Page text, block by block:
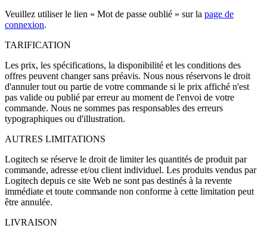
Veuillez utiliser le lien « Mot de passe oublié » sur la page de
connexion.
TARIFICATION
Les prix, les spécifications, la disponibilité et les conditions des
offres peuvent changer sans préavis. Nous nous réservons le droit
d'annuler tout ou partie de votre commande si le prix affiché n'est
pas valide ou publié par erreur au moment de l'envoi de votre
commande. Nous ne sommes pas responsables des erreurs
typographiques ou d'illustration.
AUTRES LIMITATIONS
Logitech se réserve le droit de limiter les quantités de produit par
commande, adresse et/ou client individuel. Les produits vendus par
Logitech depuis ce site Web ne sont pas destinés à la revente
immédiate et toute commande non conforme à cette limitation peut
être annulée.
LIVRAISON